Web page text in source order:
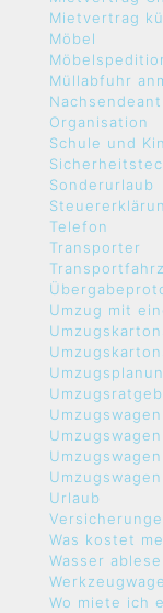
Mietvertrag
Möbel
Müllabfuhr
Organisation
Schule und
Sonderurlaub
Telefon
Transporter
Umzug mit
Urlaub
Was kostet
Wasser
Wo miete ich